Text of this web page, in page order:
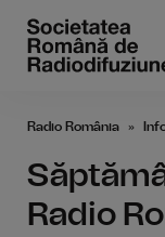
Radio România
Radio